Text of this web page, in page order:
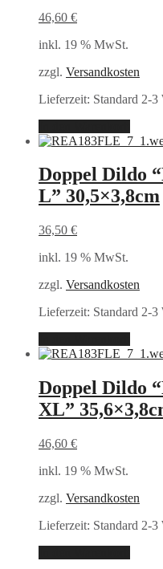
46,60 €
inkl. 19 % MwSt.
zzgl. Versandkosten
Lieferzeit: Standard 2-3
Doppel Dildo
L” 30,5×3,8cm
36,50 €
inkl. 19 % MwSt.
zzgl. Versandkosten
Lieferzeit: Standard 2-3
Doppel Dildo
XL”
46,60 €
inkl. 19 % MwSt.
zzgl. Versandkosten
Lieferzeit: Standard 2-3